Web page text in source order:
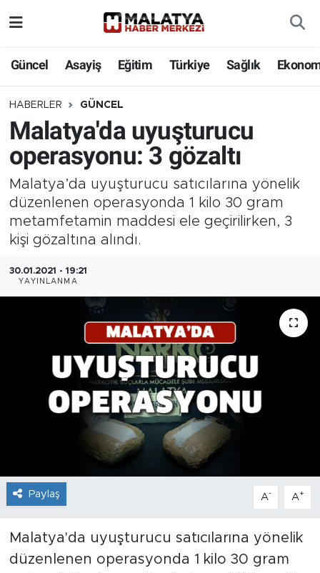
Güncel Asayiş Eğitim Türkiye Sağlık
HABERLER GÜNCEL
Malatya'da uyuşturucu
operasyonu: 3 gözaltı
Malatya’da uyuşturucu satıcılarına yönelik
düzenlenen operasyonda 1 kilo 30 gram
metamfetamin maddesi ele geçirilirken, 3
kişi gözaltına alındı.
30.01.2021 - 19:21
YAYINLANMA
Paylaş A- A+
Malatya'da uyuşturucu satıcılarına yönelik
düzenlenen operasyonda 1 kilo 30 gram
Eğitim
Türkiye
Sağlık
Ekonomi
Güncel
Kültür
Teknoloji
İş İlanları
Dünya
Kuluncak
Akçadağ